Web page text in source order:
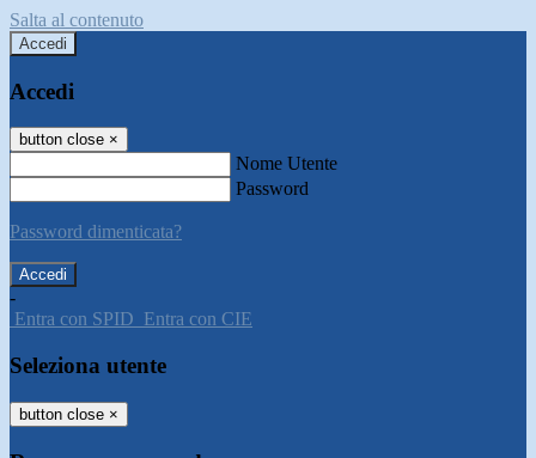
Salta al contenuto
Accedi
Accedi
button close ×
Nome Utente
Password
Password dimenticata?
-
Entra con SPID Entra con CIE
Seleziona utente
button close ×